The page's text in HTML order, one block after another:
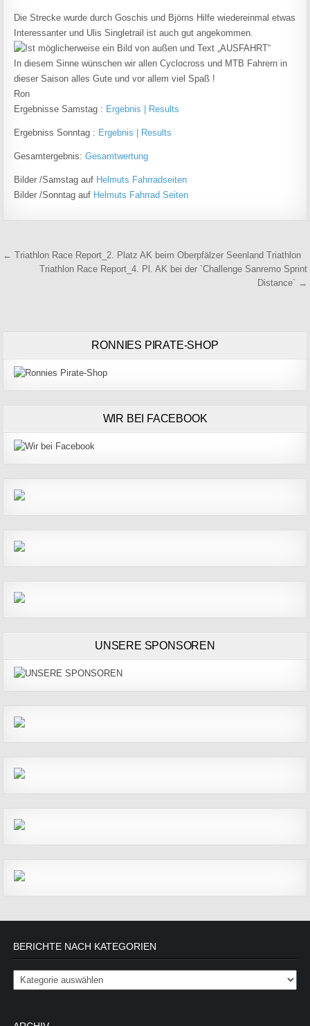
Die Strecke wurde durch Goschis und Björns Hilfe wiedereinmal etwas
Interessanter und Ulis Singletrail ist auch gut angekommen.
In diesem Sinne wünschen wir allen Cyclocross und MTB Fahrern in
dieser Saison alles Gute und vor allem viel Spaß !
Ron
Ergebnisse Samstag : Ergebnis | Results
Ergebniss Sonntag : Ergebnis | Results
Gesamtergebnis:Gesamtwertung
Bilder /Samstag auf Helmuts Fahrradseiten
Bilder /Sonntag auf Helmuts Fahrrad Seiten
Beitragsnavigation
← Triathlon Race Report_2. Platz AK beim Oberpfälzer Seenland Triathlon
Triathlon Race Report_4. Pl. AK bei der `Challenge Sanremo Sprint
Distance` →
RONNIES PIRATE-SHOP
WIR BEI FACEBOOK
UNSERE SPONSOREN
BERICHTE NACH KATEGORIEN
Berichte nach Kategorien